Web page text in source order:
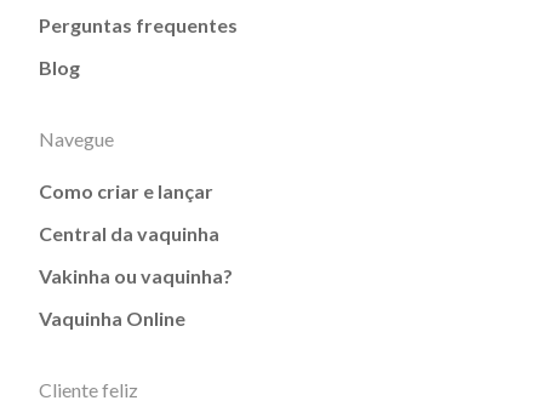
Perguntas frequentes
Blog
Navegue
Como criar e lançar
Central da vaquinha
Vakinha ou vaquinha?
Vaquinha Online
Cliente feliz